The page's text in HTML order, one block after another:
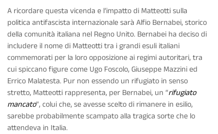
A ricordare questa vicenda e l’impatto di Matteotti sulla
politica antifascista internazionale sarà Alfio Bernabei, storico
della comunità italiana nel Regno Unito. Bernabei ha deciso di
includere il nome di Matteotti tra i grandi esuli italiani
commemorati per la loro opposizione ai regimi autoritari, tra
cui spiccano figure come Ugo Foscolo, Giuseppe Mazzini ed
Errico Malatesta. Pur non essendo un rifugiato in senso
stretto, Matteotti rappresenta, per Bernabei, un “rifugiato
mancato”, colui che, se avesse scelto di rimanere in esilio,
sarebbe probabilmente scampato alla tragica sorte che lo
attendeva in Italia.